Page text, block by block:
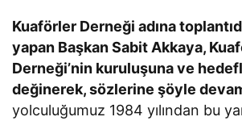
Kuaförler Derneği adına
yapan Başkan Sabit Akkaya,
Derneği’nin kuruluşuna ve
değinerek, sözlerine şöyle
yolculuğumuz 1984 yılından bu